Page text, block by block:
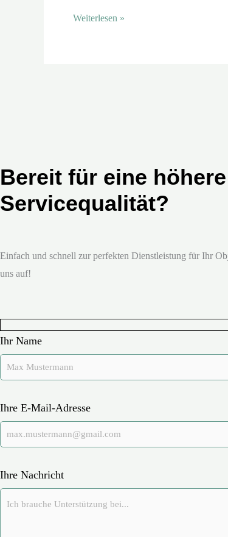
Weiterlesen »
Bereit für eine höhere
Servicequalität?
Einfach und schnell zur perfekten Dienstleistung für Ihr
uns auf!
Ihr Name
Ihre E-Mail-Adresse
Ihre Nachricht